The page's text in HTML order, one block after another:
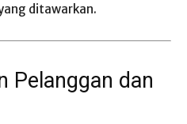
ditawarkan.
Pelanggan dan